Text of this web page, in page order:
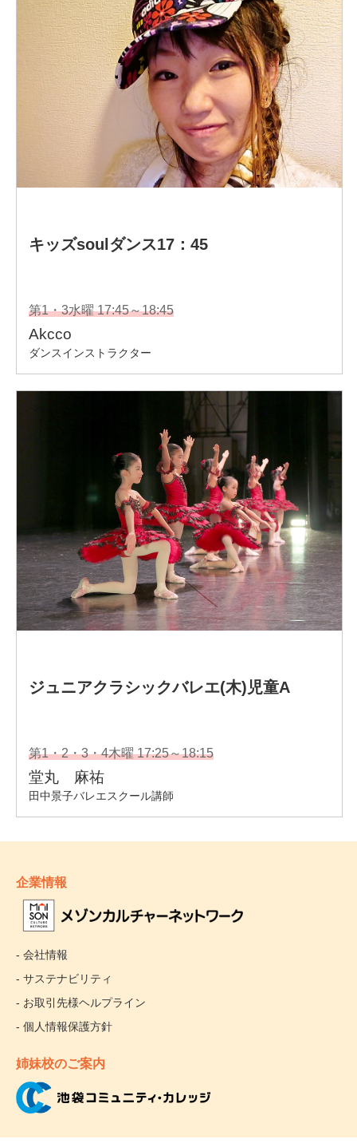
企業情報
- 会社情報
- サステナビリティ
- お取引先様ヘルプライン
- 個人情報保護方針
姉妹校のご案内